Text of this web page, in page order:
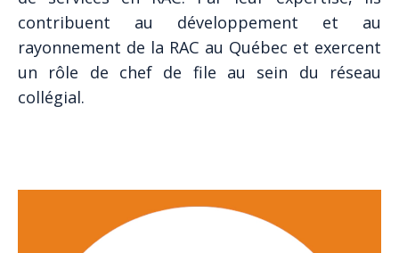
contribuent au développement et au
rayonnement de la RAC au Québec et exercent
un rôle de chef de file au sein du réseau
collégial.